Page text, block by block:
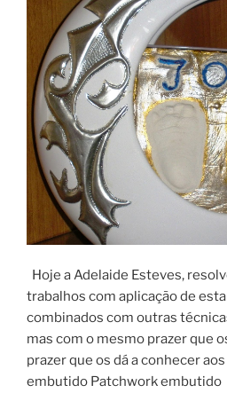
Hoje a Adelaide Esteves,
trabalhos com aplicação de
combinados com outras
mas com o mesmo prazer que
prazer que os dá a conhecer
embutido Patchwork embutido